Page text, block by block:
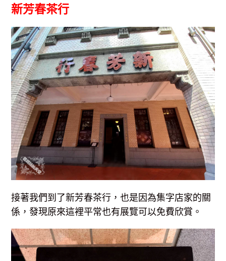
新芳春茶行
接著我們到了新芳春茶行，也是因為集字店家的關
係，發現原來這裡平常也有展覽可以免費欣賞。